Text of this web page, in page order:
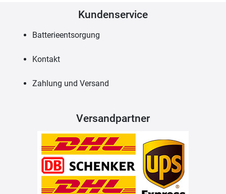
Kundenservice
Batterieentsorgung
Kontakt
Zahlung und Versand
Versandpartner